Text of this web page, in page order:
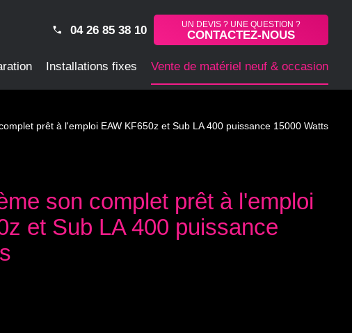
04 26 85 38 10 UN DEVIS ? UNE QUESTION ?
CONTACTEZ-NOUS
Installations fixes Vente de matériel neuf & occasion
prêt à l'emploi EAW KF650z et Sub LA 400 puissance 15000 Watts
son complet prêt à l'emploi
et Sub LA 400 puissance